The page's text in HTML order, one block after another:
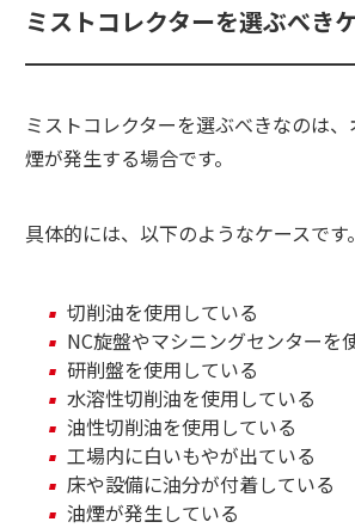
ミストコレクターを選ぶべき
ミストコレクターを選ぶべきなのは
煙が発生する場合です。
具体的には、以下のようなケースです。
切削油を使用している
NC旋盤やマシニングセンターを
研削盤を使用している
水溶性切削油を使用している
油性切削油を使用している
工場内に白いもやが出ている
床や設備に油分が付着している
油煙が発生している